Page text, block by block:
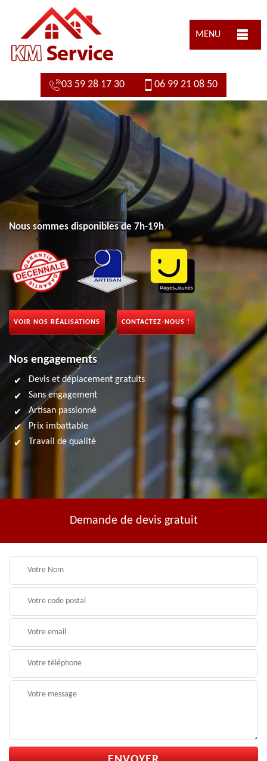
MENU
03 59 28 17 30 06 99 21 08 50
Nous sommes disponibles de 7h-19h
VOIR NOS RÉALISATIONS CONTACTEZ-NOUS !
Nos engagements
Devis et déplacement gratuits
Sans engagement
Artisan passionné
Prix imbattable
Travail de qualité
Demande de devis gratuit